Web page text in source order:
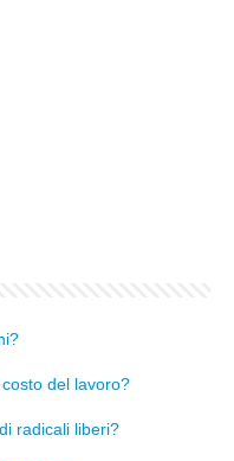
del lavoro?
radicali liberi?